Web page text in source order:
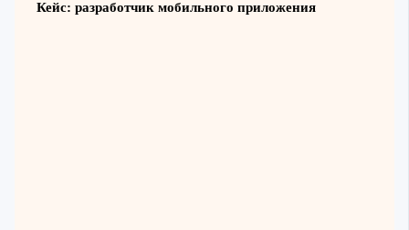
Кейс: разработчик мобильного приложения